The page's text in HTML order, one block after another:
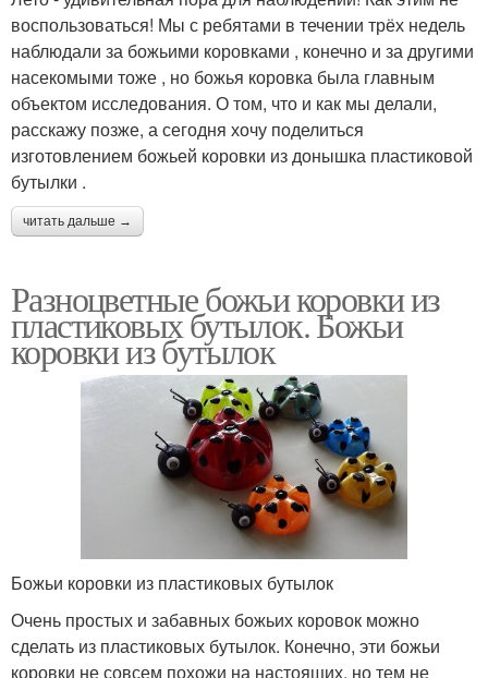
воспользоваться! Мы с ребятами в течении трёх недель
наблюдали за божьими коровками , конечно и за другими
насекомыми тоже , но божья коровка была главным
объектом исследования. О том, что и как мы делали,
расскажу позже, а сегодня хочу поделиться
изготовлением божьей коровки из донышка пластиковой
бутылки .
читать дальше →
Разноцветные божьи коровки из
пластиковых бутылок. Божьи
коровки из бутылок
Божьи коровки из пластиковых бутылок
Очень простых и забавных божьих коровок можно
сделать из пластиковых бутылок. Конечно, эти божьи
коровки не совсем похожи на настоящих, но тем не